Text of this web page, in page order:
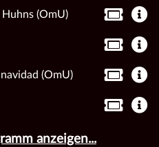
(OmU)
(OmU)
anzeigen...